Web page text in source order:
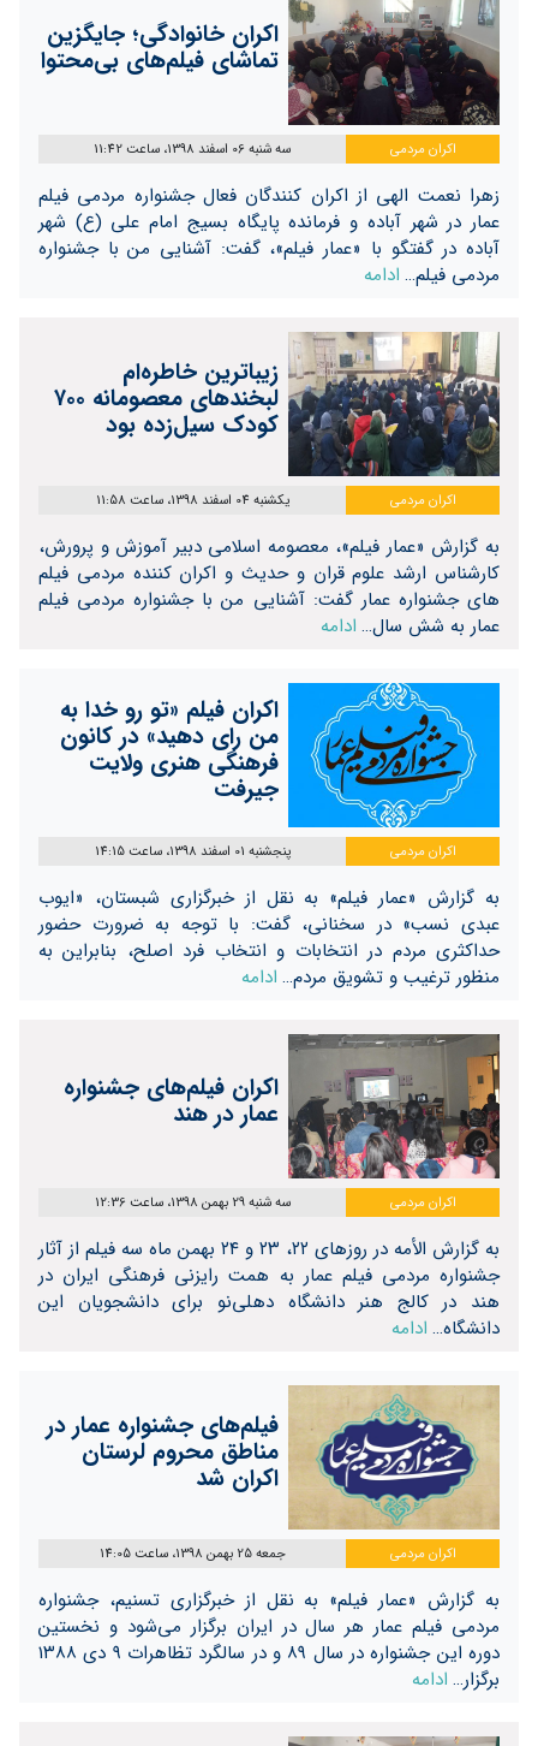
اکران خانوادگی؛ جایگزین
تماشای فیلم‌های بی‌محتوا
اکران مردمی سه شنبه 06 اسفند 1398، ساعت 11:42
زهرا نعمت الهی از اکران کنندگان فعال جشنواره مردمی فیلم
عمار در شهر آباده و فرمانده پایگاه بسیج امام علی (ع) شهر
آباده در گفتگو با «عمار فیلم»، گفت: آشنایی من با جشنواره
مردمی فیلم… ادامه
زیباترین خاطره‌ام
لبخندهای معصومانه ۷۰۰
کودک سیل‌زده بود
اکران مردمی یکشنبه 04 اسفند 1398، ساعت 11:58
به گزارش «عمار فیلم»، معصومه اسلامی دبیر آموزش و پرورش،
کارشناس ارشد علوم قران و حدیث و اکران کننده مردمی فیلم
های جشنواره عمار گفت: آشنایی من با جشنواره مردمی فیلم
عمار به شش سال… ادامه
اکران فیلم «تو رو خدا به
من رای دهید» در کانون
فرهنگی هنری ولایت
جیرفت
اکران مردمی پنجشنبه 01 اسفند 1398، ساعت 14:15
به گزارش «عمار فیلم» به نقل از خبرگزاری شبستان، «ایوب
عبدی نسب» در سخنانی، گفت: با توجه به ضرورت حضور
حداکثری مردم در انتخابات و انتخاب فرد اصلح، بنابراین به
منظور ترغیب و تشویق مردم… ادامه
اکران فیلم‌های جشنواره
عمار در هند
اکران مردمی سه شنبه 29 بهمن 1398، ساعت 12:36
به گزارش الأمه در روزهای ۲۲، ۲۳ و ۲۴ بهمن ماه سه فیلم از آثار
جشنواره مردمی فیلم عمار به همت رایزنی فرهنگی ایران در
هند در کالج هنر دانشگاه دهلی‌نو برای دانشجویان این
دانشگاه… ادامه
فیلم‌های جشنواره عمار در
مناطق محروم لرستان
اکران شد
اکران مردمی جمعه 25 بهمن 1398، ساعت 14:05
به گزارش «عمار فیلم» به نقل از خبرگزاری تسنیم، جشنواره
مردمی فیلم عمار هر سال در ایران برگزار می‌شود و نخستین
دوره این جشنواره در سال ۸۹ و در سالگرد تظاهرات ۹ دی ۱۳۸۸
برگزار… ادامه